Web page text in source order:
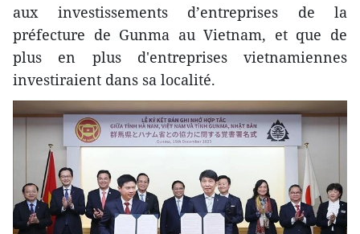
aux investissements d’entreprises de la
préfecture de Gunma au Vietnam, et que de
plus en plus d'entreprises vietnamiennes
investiraient dans sa localité.